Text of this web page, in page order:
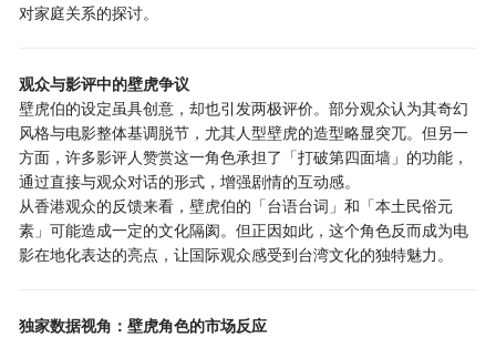
对家庭关系的探讨。
观众与影评中的壁虎争议
壁虎伯的设定虽具创意，却也引发两极评价。部分观众认为其奇幻
风格与电影整体基调脱节，尤其人型壁虎的造型略显突兀。但另一
方面，许多影评人赞赏这一角色承担了「打破第四面墙」的功能，
通过直接与观众对话的形式，增强剧情的互动感。
从香港观众的反馈来看，壁虎伯的「台语台词」和「本土民俗元
素」可能造成一定的文化隔阂。但正因如此，这个角色反而成为电
影在地化表达的亮点，让国际观众感受到台湾文化的独特魅力。
独家数据视角：壁虎角色的市场反应